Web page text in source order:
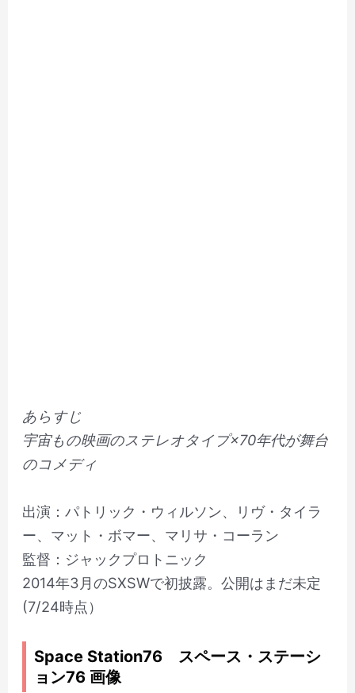
あらすじ
宇宙もの映画のステレオタイプ×70年代が舞台
のコメディ
出演：パトリック・ウィルソン、リヴ・タイラ
ー、マット・ボマー、マリサ・コーラン
監督：ジャックプロトニック
2014年3月のSXSWで初披露。公開はまだ未定
(7/24時点）
Space Station76 スペース・ステーシ
ョン76 画像